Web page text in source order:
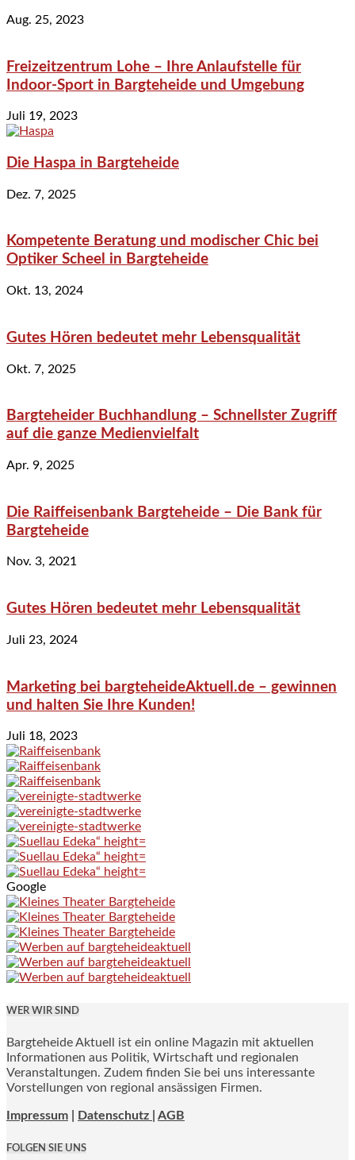
Aug. 25, 2023
Freizeitzentrum Lohe – Ihre Anlaufstelle für
Indoor-Sport in Bargteheide und Umgebung
Juli 19, 2023
Die Haspa in Bargteheide
Dez. 7, 2025
Kompetente Beratung und modischer Chic bei
Optiker Scheel in Bargteheide
Okt. 13, 2024
Gutes Hören bedeutet mehr Lebensqualität
Okt. 7, 2025
Bargteheider Buchhandlung – Schnellster Zugriff
auf die ganze Medienvielfalt
Apr. 9, 2025
Die Raiffeisenbank Bargteheide – Die Bank für
Bargteheide
Nov. 3, 2021
Gutes Hören bedeutet mehr Lebensqualität
Juli 23, 2024
Marketing bei bargteheideAktuell.de – gewinnen
und halten Sie Ihre Kunden!
Juli 18, 2023
Google
WER WIR SIND
Bargteheide Aktuell ist ein online Magazin mit aktuellen
Informationen aus Politik, Wirtschaft und regionalen
Veranstaltungen. Zudem finden Sie bei uns interessante
Vorstellungen von regional ansässigen Firmen.
Impressum Datenschutz | AGB
FOLGEN SIE UNS